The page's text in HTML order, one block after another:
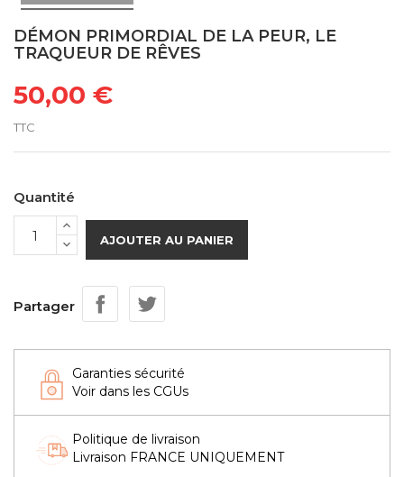
DÉMON PRIMORDIAL DE LA PEUR, LE
TRAQUEUR DE RÊVES
50,00 €
TTC
Quantité
AJOUTER AU PANIER
Partager
Garanties sécurité
Voir dans les CGUs
Politique de livraison
Livraison FRANCE UNIQUEMENT